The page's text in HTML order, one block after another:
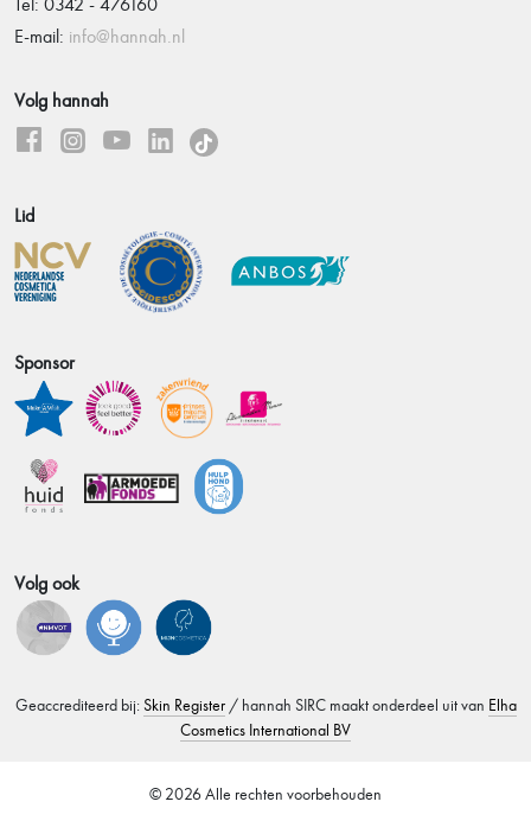
E-mail: info@hannah.nl
Volg hannah
Lid
Sponsor
Volg ook
Geaccrediteerd bij:Skin Register/ hannah SIRC maakt onderdeel uit van Elha
Cosmetics International BV
© 2026 Alle rechten voorbehouden